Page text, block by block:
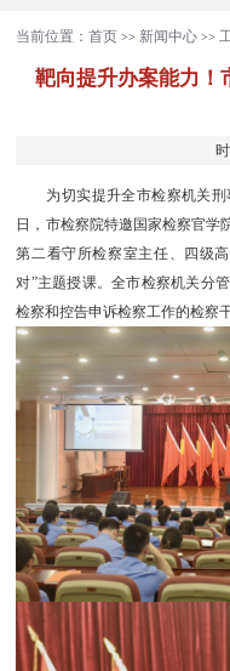
当前位置：首页 >> 新闻中心 >>
靶向提升办案能力！
为切实提升全市检察机关
日，市检察院特邀国家检察官学
第二看守所检察室主任、四级
对”主题授课。全市检察机关分
检察和控告申诉检察工作的检察